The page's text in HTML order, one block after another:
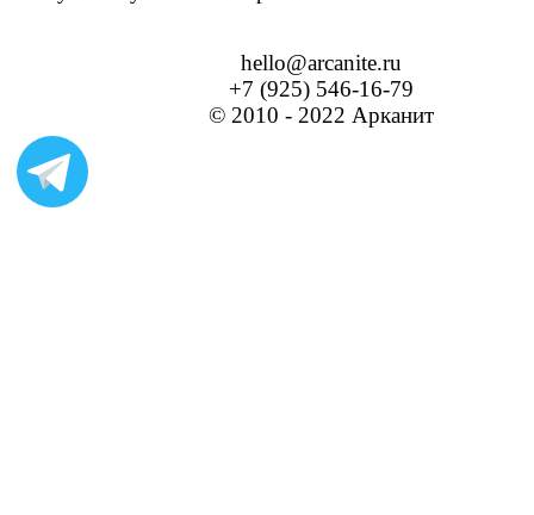
hello@arcanite.ru
+7 (925) 546-16-79
© 2010 - 2022 Арканит